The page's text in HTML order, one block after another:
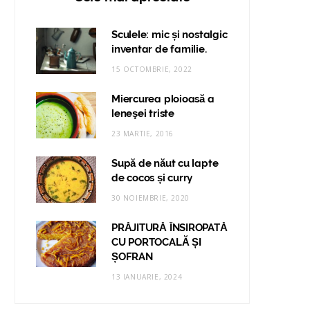
Sculele: mic și nostalgic
inventar de familie.
15 OCTOMBRIE, 2022
Miercurea ploioasă a
leneşei triste
23 MARTIE, 2016
Supă de năut cu lapte
de cocos și curry
30 NOIEMBRIE, 2020
PRĂJITURĂ ÎNSIROPATĂ
CU PORTOCALĂ ȘI
ȘOFRAN
13 IANUARIE, 2024